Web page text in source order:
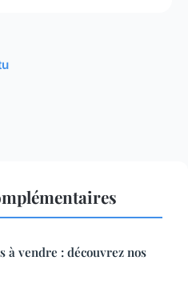
à vendre : découvrez nos